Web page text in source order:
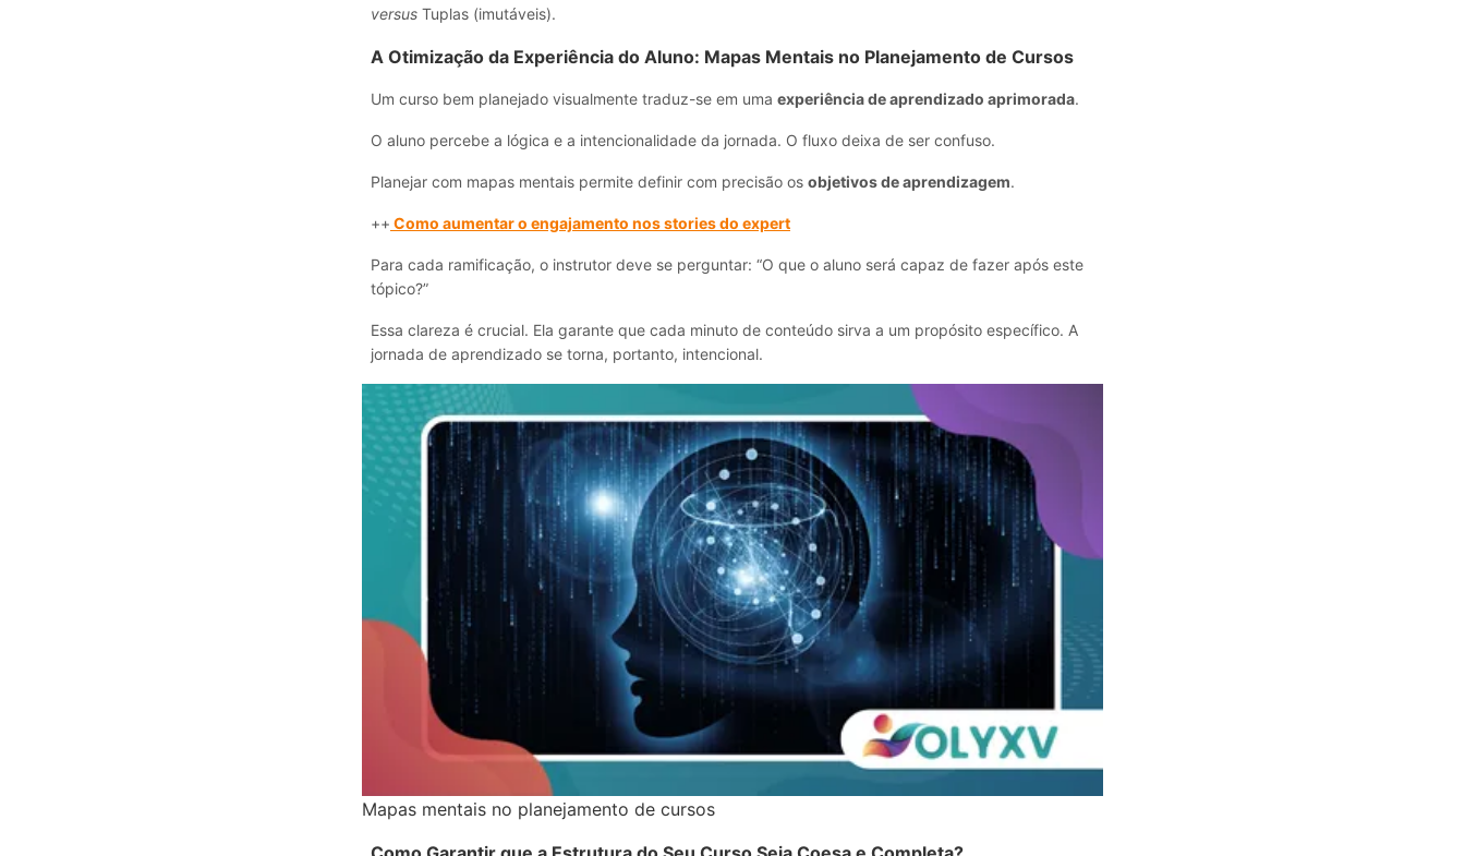
versus Tuplas (imutáveis).
A Otimização da Experiência do Aluno: Mapas Mentais no Planejamento de Cursos
Um curso bem planejado visualmente traduz-se em uma experiência de aprendizado aprimorada.
O aluno percebe a lógica e a intencionalidade da jornada. O fluxo deixa de ser confuso.
Planejar com mapas mentais permite definir com precisão os objetivos de aprendizagem.
++ Como aumentar o engajamento nos stories do expert
Para cada ramificação, o instrutor deve se perguntar: “O que o aluno será capaz de fazer após este
tópico?”
Essa clareza é crucial. Ela garante que cada minuto de conteúdo sirva a um propósito específico. A
jornada de aprendizado se torna, portanto, intencional.
Mapas mentais no planejamento de cursos